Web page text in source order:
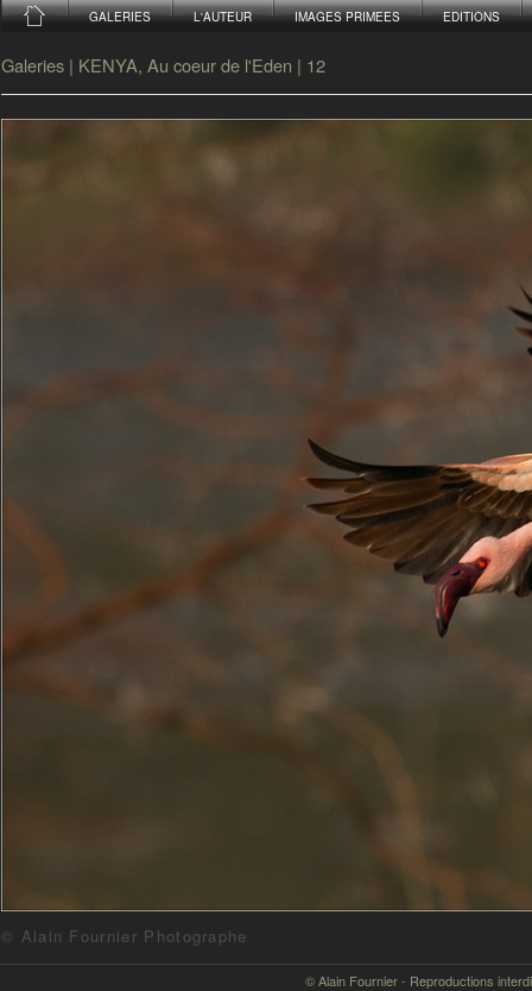
GALERIES L'AUTEUR IMAGES PRIMEES EDITIONS
Galeries | KENYA, Au coeur de l'Eden | 12
© Alain Fournier Photographe
© Alain Fournier - Reproductions